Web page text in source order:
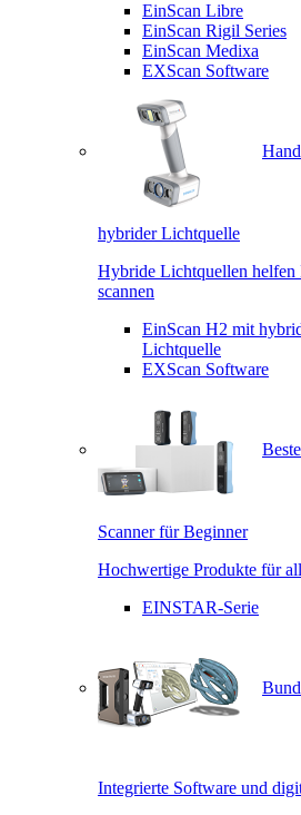
EinScan Libre
EinScan Rigil Series
EinScan Medixa
EXScan Software
hybrider Lichtquelle
Hybride Lichtquellen helfen
scannen
EinScan H2 mit
Lichtquelle
EXScan Software
Scanner für Beginner
Hochwertige Produkte für
EINSTAR-Serie
Integrierte Software und